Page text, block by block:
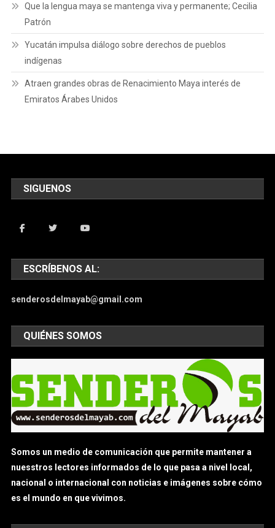
Que la lengua maya se mantenga viva y permanente; Cecilia
Patrón
Yucatán impulsa diálogo sobre derechos de pueblos
indígenas
Atraen grandes obras de Renacimiento Maya interés de
Emiratos Árabes Unidos
SIGUENOS
ESCRÍBENOS AL:
senderosdelmayab@gmail.com
QUIÉNES SOMOS
Somos un medio de comunicación que permite mantener a
nuesstros lectores informados de lo que pasa a nivel local,
nacional o internacional con noticias e imágenes sobre cómo
es el mundo en que vivimos.